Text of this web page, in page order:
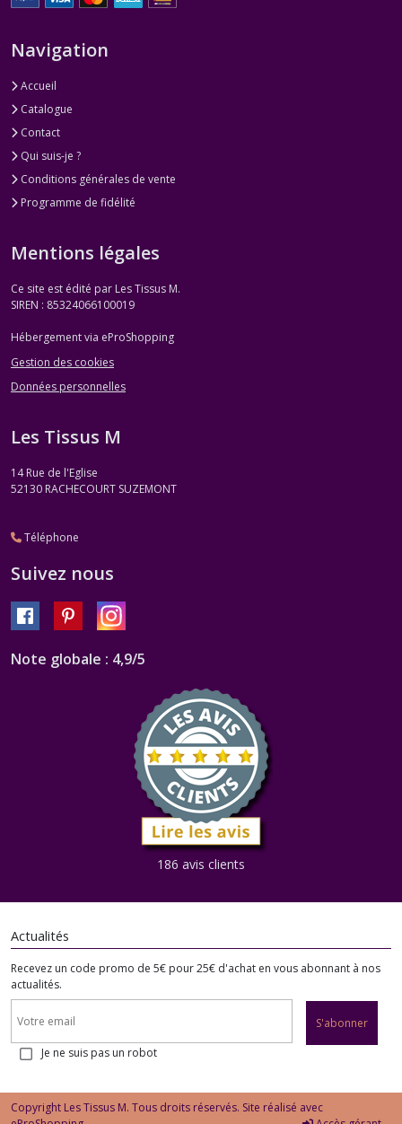
Navigation
Accueil
Catalogue
Contact
Qui suis-je ?
Conditions générales de vente
Programme de fidélité
Mentions légales
Ce site est édité par Les Tissus M.
SIREN : 85324066100019
Hébergement via eProShopping
Gestion des cookies
Données personnelles
Les Tissus M
14 Rue de l'Eglise
52130 RACHECOURT SUZEMONT
Téléphone
Suivez nous
Note globale : 4,9/5
186 avis clients
Actualités
Recevez un code promo de 5€ pour 25€ d'achat en vous abonnant à nos
actualités.
S'abonner
Je ne suis pas un robot
Copyright Les Tissus M. Tous droits réservés. Site réalisé avec